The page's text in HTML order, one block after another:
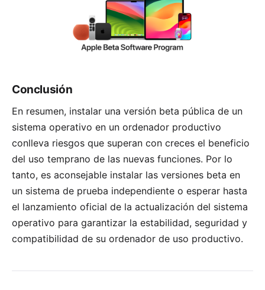
Conclusión
En resumen, instalar una versión beta pública de un
sistema operativo en un ordenador productivo
conlleva riesgos que superan con creces el beneficio
del uso temprano de las nuevas funciones. Por lo
tanto, es aconsejable instalar las versiones beta en
un sistema de prueba independiente o esperar hasta
el lanzamiento oficial de la actualización del sistema
operativo para garantizar la estabilidad, seguridad y
compatibilidad de su ordenador de uso productivo.